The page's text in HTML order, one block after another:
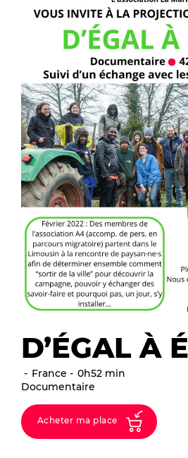
D’ÉGAL À
France
0h52 min
Documentaire
Acheter ma place